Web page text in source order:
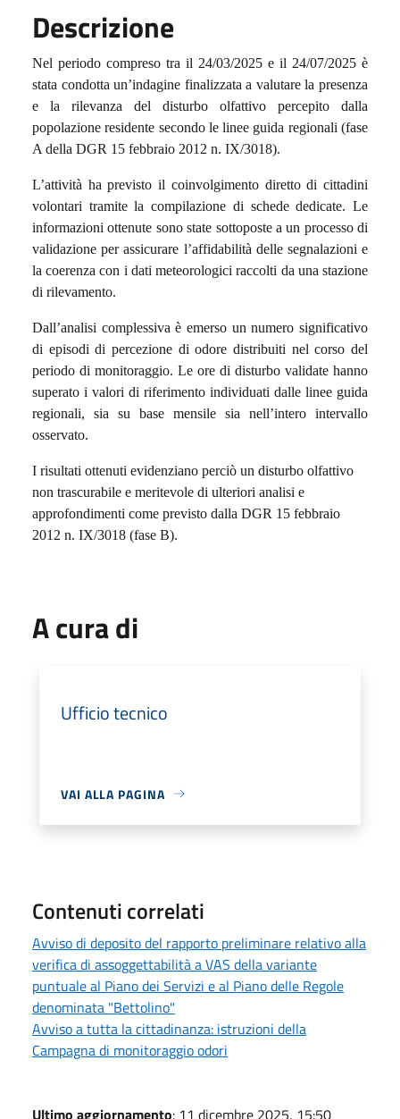
Descrizione
Nel periodo compreso tra il 24/03/2025 e il 24/07/2025 è
stata condotta un’indagine finalizzata a valutare la presenza
e la rilevanza del disturbo olfattivo percepito dalla
popolazione residente secondo le linee guida regionali (fase
A della DGR 15 febbraio 2012 n. IX/3018).
L’attività ha previsto il coinvolgimento diretto di cittadini
volontari tramite la compilazione di schede dedicate. Le
informazioni ottenute sono state sottoposte a un processo di
validazione per assicurare l’affidabilità delle segnalazioni e
la coerenza con i dati meteorologici raccolti da una stazione
di rilevamento.
Dall’analisi complessiva è emerso un numero significativo
di episodi di percezione di odore distribuiti nel corso del
periodo di monitoraggio. Le ore di disturbo validate hanno
superato i valori di riferimento individuati dalle linee guida
regionali, sia su base mensile sia nell’intero intervallo
osservato.
I risultati ottenuti evidenziano perciò un disturbo olfattivo
non trascurabile e meritevole di ulteriori analisi e
approfondimenti come previsto dalla DGR 15 febbraio
2012 n. IX/3018 (fase B).
A cura di
Ufficio tecnico
VAI ALLA PAGINA
Contenuti correlati
Avviso di deposito del rapporto preliminare relativo alla
verifica di assoggettabilità a VAS della variante
puntuale al Piano dei Servizi e al Piano delle Regole
denominata "Bettolino"
Avviso a tutta la cittadinanza: istruzioni della
Campagna di monitoraggio odori
Ultimo aggiornamento: 11 dicembre 2025, 15:50